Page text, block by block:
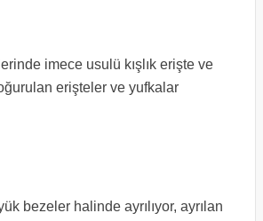
imece usulü kışlık erişte ve
erişteler ve yufkalar
bezeler halinde ayrılıyor, ayrılan